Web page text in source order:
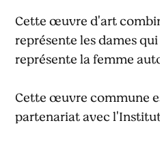
Cette œuvre d'art
représente les dames
représente la femme
Cette œuvre commune
partenariat avec